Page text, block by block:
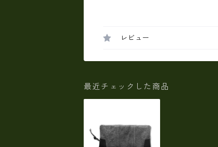
レビュー
最近チェックした商品